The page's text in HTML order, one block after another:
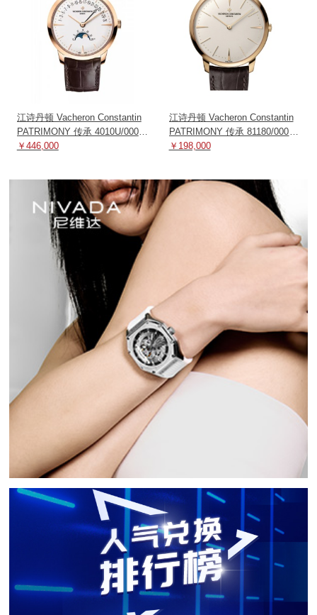
江诗丹顿 Vacheron Constantin
PATRIMONY 传承 4010U/000R-
B329 机械
￥446,000
江诗丹顿 Vacheron Constantin
PATRIMONY 传承 81180/000R-
9159 机械
￥198,000